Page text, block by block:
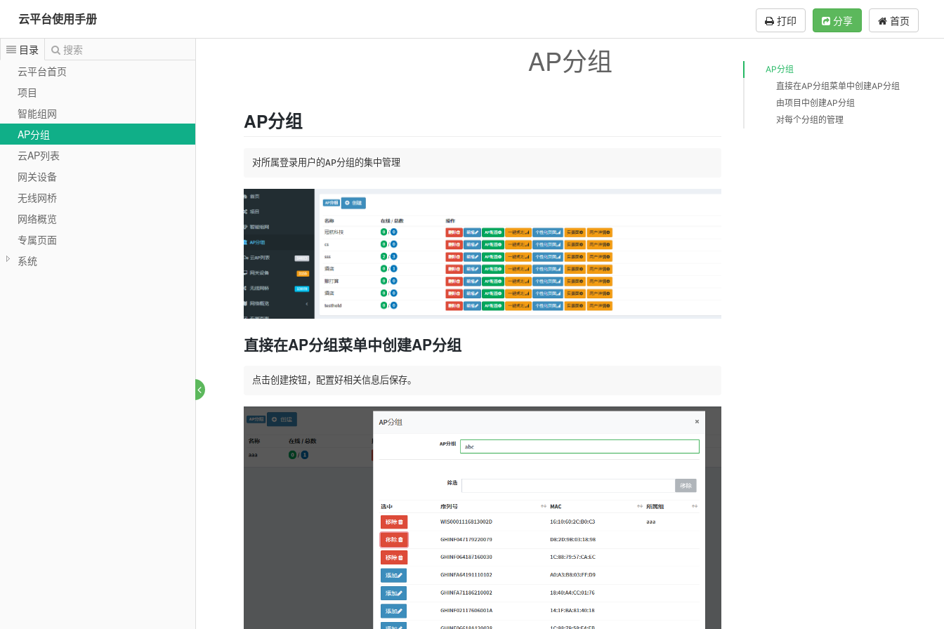
云平台使用手册 打印 首页
分享
目录
搜索
云平台首页
项目
智能组网
AP分组
云AP列表
网关设备
无线网桥
网络概览
专属页面
系统
AP分组
AP分组
直接在AP分组菜单中创建AP分组
由项目中创建AP分组
对每个分组的管理
AP分组
对所属登录用户的AP分组的集中管理
直接在AP分组菜单中创建AP分组
点击创建按钮，配置好相关信息后保存。